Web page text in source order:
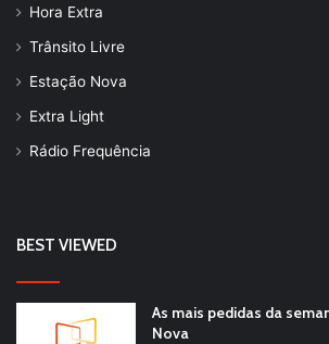
Hora Extra
Trânsito Livre
Estação Nova
Extra Light
Rádio Frequência
BEST VIEWED
As mais pedidas da
Nova